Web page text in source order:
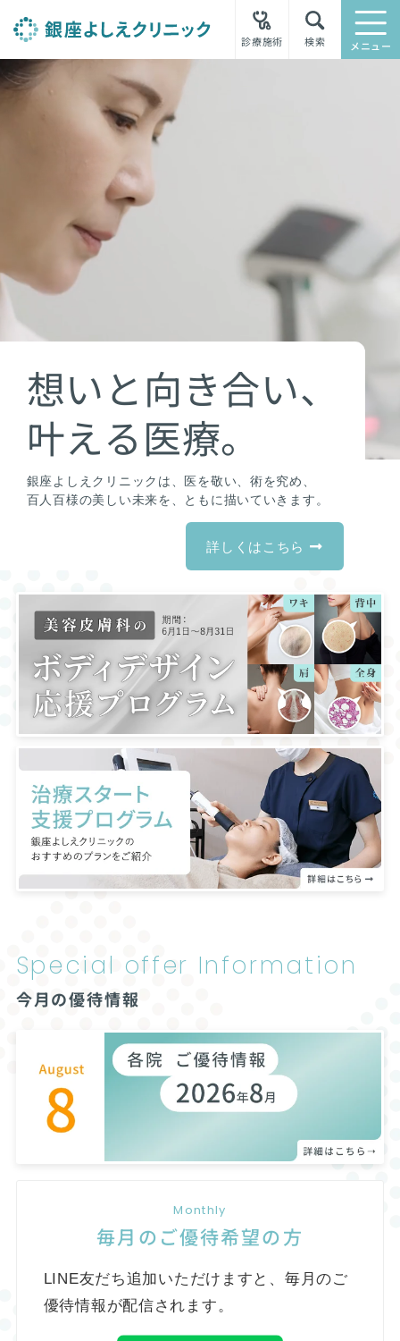
診療施術 検索 メニュー
想いと向き合い、
叶える医療。
銀座よしえクリニックは、医を敬い、術を究め、
百人百様の美しい未来を、ともに描いていきます。
詳しくはこちら
Special offer Information
今月の優待情報
Monthly
毎月のご優待希望の方
LINE友だち追加いただけますと、毎月のご
優待情報が配信されます。